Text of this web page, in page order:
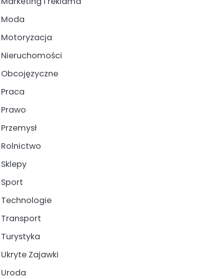
Moda
Motoryzacja
Nieruchomości
Obcojęzyczne
Praca
Prawo
Przemysł
Rolnictwo
Sklepy
Sport
Technologie
Transport
Turystyka
Ukryte Zajawki
Uroda